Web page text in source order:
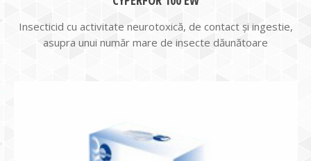
Insecticid cu activitate neurotoxică, de contact și ingestie,
asupra unui număr mare de insecte dăunătoare